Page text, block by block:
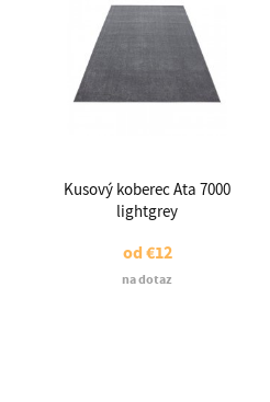
Kusový koberec Ata 7000
lightgrey
od€12
na dotaz